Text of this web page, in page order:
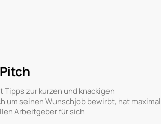
zur kurzen und knackigen
um seinen Wunschjob bewirbt, hat maximal
Arbeitgeber für sich